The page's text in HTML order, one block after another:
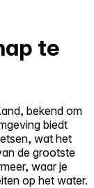
te
bekend om
biedt
wat het
de grootste
waar je
op het water.